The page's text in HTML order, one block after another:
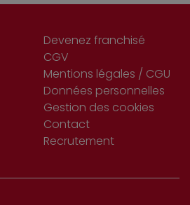
Devenez franchisé
CGV
Mentions légales / CGU
Données personnelles
Gestion des cookies
Contact
Recrutement